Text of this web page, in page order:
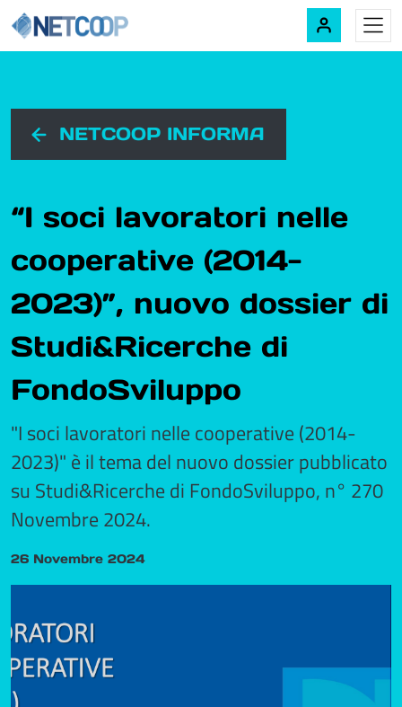
Navigazione principale
NETCOOP INFORMA
“I soci lavoratori nelle
cooperative (2014-
2023)”, nuovo dossier di
Studi&Ricerche di
FondoSviluppo
"I soci lavoratori nelle cooperative (2014-
2023)" è il tema del nuovo dossier pubblicato
su Studi&Ricerche di FondoSviluppo, n° 270
Novembre 2024.
26 Novembre 2024